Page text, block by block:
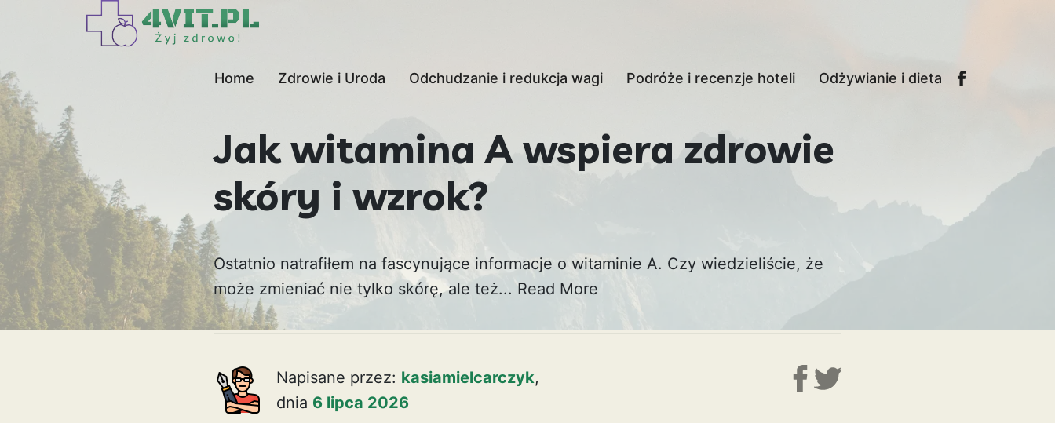
Home Zdrowie i Uroda Odchudzanie i redukcja wagi Podróże i recenzje hoteli Odżywianie i dieta
Jak witamina A wspiera zdrowie
skóry i wzrok?
Ostatnio natrafiłem na fascynujące informacje o witaminie A. Czy wiedzieliście, że
może zmieniać nie tylko skórę, ale też... Read More
Napisane przez: kasiamielcarczyk,
dnia 6 lipca 2026